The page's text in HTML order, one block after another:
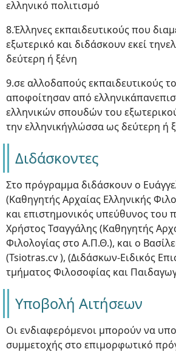
ελληνικό πολιτισμό
8.Έλληνες εκπαιδευτικούς που
εξωτερικό και διδάσκουν εκεί
δεύτερη ή ξένη
9.σε αλλοδαπούς εκπαιδευτικούς
αποφοίτησαν από
ελληνικών σπουδών του
την ελληνικήγλώσσα ως δεύτερη ή
Διδάσκοντες
Στο πρόγραμμα διδάσκουν ο
(Καθηγητής Αρχαίας Ελληνικής
και επιστημονικός υπεύθυνος του
Χρήστος Τσαγγάλης (Καθηγητής
Φιλολογίας στο Α.Π.Θ.), και ο
(Tsiotras.cv ), (Διδάσκων-Ειδικός
τμήματος Φιλοσοφίας και
Υποβολή Αιτήσεων
Οι ενδιαφερόμενοι μπορούν να
συμμετοχής στο επιμορφωτικό